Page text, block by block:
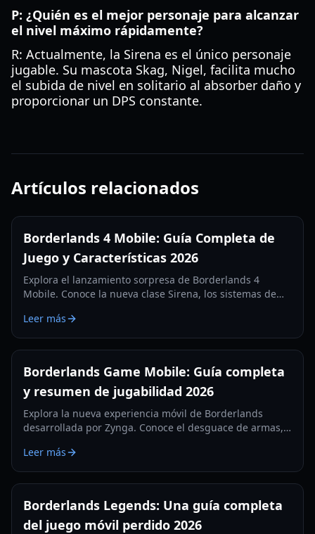
P: ¿Quién es el mejor personaje para alcanzar
el nivel máximo rápidamente?
R: Actualmente, la Sirena es el único personaje
jugable. Su mascota Skag, Nigel, facilita mucho
el subida de nivel en solitario al absorber daño y
proporcionar un DPS constante.
Artículos relacionados
Borderlands 4 Mobile: Guía Completa de
Juego y Características 2026
Explora el lanzamiento sorpresa de Borderlands 4
Mobile. Conoce la nueva clase Sirena, los sistemas de
guía exhaustiva de 2026.
Leer más
Borderlands Game Mobile: Guía completa
y resumen de jugabilidad 2026
Explora la nueva experiencia móvil de Borderlands
desarrollada por Zynga. Conoce el desguace de armas,
primera persona en nuestra guía de 2026.
Leer más
Borderlands Legends: Una guía completa
del juego móvil perdido 2026